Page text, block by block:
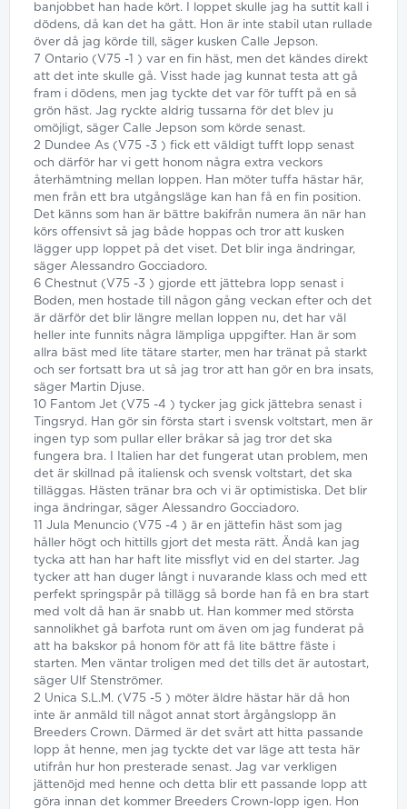
banjobbet han hade kört. I loppet skulle jag ha suttit kall i
dödens, då kan det ha gått. Hon är inte stabil utan rullade
över då jag körde till, säger kusken Calle Jepson.
7 Ontario (V75 -1 ) var en fin häst, men det kändes direkt
att det inte skulle gå. Visst hade jag kunnat testa att gå
fram i dödens, men jag tyckte det var för tufft på en så
grön häst. Jag ryckte aldrig tussarna för det blev ju
omöjligt, säger Calle Jepson som körde senast.
2 Dundee As (V75 -3 ) fick ett väldigt tufft lopp senast
och därför har vi gett honom några extra veckors
återhämtning mellan loppen. Han möter tuffa hästar här,
men från ett bra utgångsläge kan han få en fin position.
Det känns som han är bättre bakifrån numera än när han
körs offensivt så jag både hoppas och tror att kusken
lägger upp loppet på det viset. Det blir inga ändringar,
säger Alessandro Gocciadoro.
6 Chestnut (V75 -3 ) gjorde ett jättebra lopp senast i
Boden, men hostade till någon gång veckan efter och det
är därför det blir längre mellan loppen nu, det har väl
heller inte funnits några lämpliga uppgifter. Han är som
allra bäst med lite tätare starter, men har tränat på starkt
och ser fortsatt bra ut så jag tror att han gör en bra insats,
säger Martin Djuse.
10 Fantom Jet (V75 -4 ) tycker jag gick jättebra senast i
Tingsryd. Han gör sin första start i svensk voltstart, men är
ingen typ som pullar eller bråkar så jag tror det ska
fungera bra. I Italien har det fungerat utan problem, men
det är skillnad på italiensk och svensk voltstart, det ska
tilläggas. Hästen tränar bra och vi är optimistiska. Det blir
inga ändringar, säger Alessandro Gocciadoro.
11 Jula Menuncio (V75 -4 ) är en jättefin häst som jag
håller högt och hittills gjort det mesta rätt. Ändå kan jag
tycka att han har haft lite missflyt vid en del starter. Jag
tycker att han duger långt i nuvarande klass och med ett
perfekt springspår på tillägg så borde han få en bra start
med volt då han är snabb ut. Han kommer med största
sannolikhet gå barfota runt om även om jag funderat på
att ha bakskor på honom för att få lite bättre fäste i
starten. Men väntar troligen med det tills det är autostart,
säger Ulf Stenströmer.
2 Unica S.L.M. (V75 -5 ) möter äldre hästar här då hon
inte är anmäld till något annat stort årgångslopp än
Breeders Crown. Därmed är det svårt att hitta passande
lopp åt henne, men jag tyckte det var läge att testa här
utifrån hur hon presterade senast. Jag var verkligen
jättenöjd med henne och detta blir ett passande lopp att
göra innan det kommer Breeders Crown-lopp igen. Hon